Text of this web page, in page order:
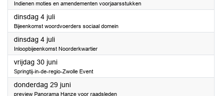
Indienen moties en amendementen voorjaarsstukken
dinsdag 4 juli2023
Bijeenkomst woordvoerders sociaal domein
dinsdag 4 juli2023
Inloopbijeenkomst Noorderkwartier
vrijdag 30 juni2023
Springtij-in-de-regio-Zwolle Event
donderdag 29 juni2023
preview Panorama Hanze voor raadsleden